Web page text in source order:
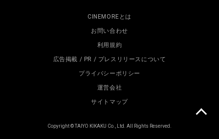
CINEMOREとは
お問い合わせ
利用規約
広告掲載 / PR / プレスリリースについて
プライバシーポリシー
運営会社
サイトマップ
Copyright © TAIYO KIKAKU Co., Ltd. All Rights Reserved.